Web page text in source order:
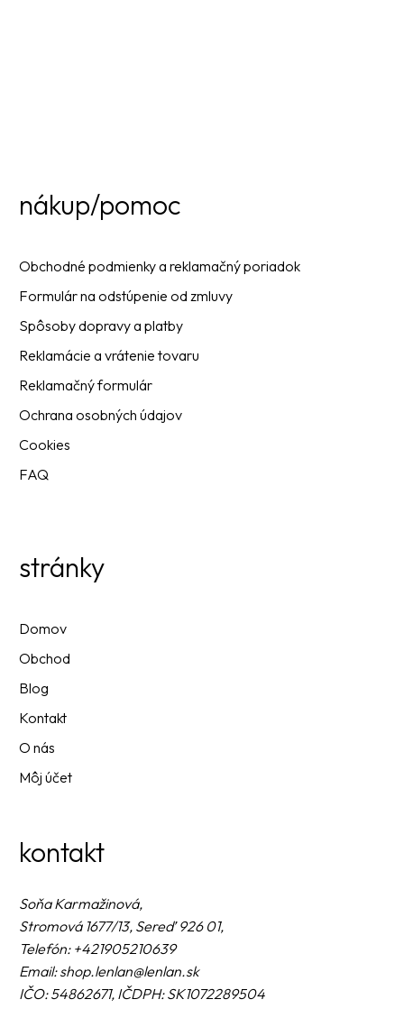
nákup/pomoc
Obchodné podmienky a reklamačný poriadok
Formulár na odstúpenie od zmluvy
Spôsoby dopravy a platby
Reklamácie a vrátenie tovaru
Reklamačný formulár
Ochrana osobných údajov
Cookies
FAQ
stránky
Domov
Obchod
Blog
Kontakt
O nás
Môj účet
kontakt
Soňa Karmažinová,
Stromová 1677/13, Sereď 926 01,
Telefón: +421905210639
Email: shop.lenlan@lenlan.sk
IČO: 54862671, IČDPH: SK1072289504